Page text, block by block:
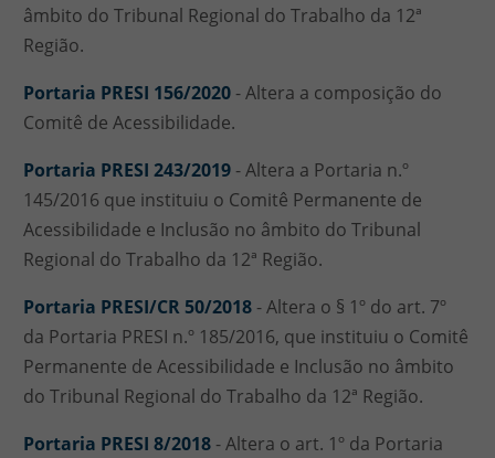
âmbito do Tribunal Regional do Trabalho da 12ª
Região.
Portaria PRESI 156/2020 - Altera a composição do
Comitê de Acessibilidade.
Portaria PRESI 243/2019 - Altera a Portaria n.º
145/2016 que instituiu o Comitê Permanente de
Acessibilidade e Inclusão no âmbito do Tribunal
Regional do Trabalho da 12ª Região.
Portaria PRESI/CR 50/2018 - Altera o § 1º do art. 7º
da Portaria PRESI n.º 185/2016, que instituiu o Comitê
Permanente de Acessibilidade e Inclusão no âmbito
do Tribunal Regional do Trabalho da 12ª Região.
Portaria PRESI 8/2018 - Altera o art. 1º da Portaria